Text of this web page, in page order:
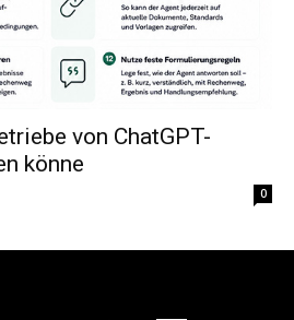
von ChatGPT-
könne
0